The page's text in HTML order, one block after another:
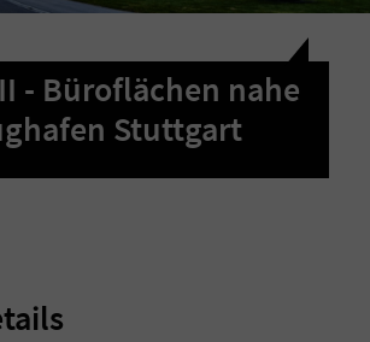
- Büroflächen nahe
Stuttgart